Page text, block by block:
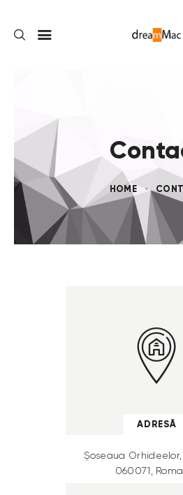
HOME
ADRESĂ
Șoseaua
060071,